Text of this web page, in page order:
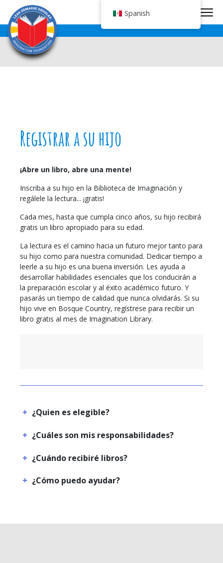
Registrar a su hijo
¡Abre un libro, abre una mente!
Inscriba a su hijo en la Biblioteca de Imaginación y
regálele la lectura... ¡gratis!
Cada mes, hasta que cumpla cinco años, su hijo recibirá
gratis un libro apropiado para su edad.
La lectura es el camino hacia un futuro mejor tanto para
su hijo como para nuestra comunidad. Dedicar tiempo a
leerle a su hijo es una buena inversión. Les ayuda a
desarrollar habilidades esenciales que los conducirán a
la preparación escolar y al éxito académico futuro. Y
pasarás un tiempo de calidad que nunca olvidarás. Si su
hijo vive en Bosque Country, regístrese para recibir un
libro gratis al mes de Imagination Library.
¿Quien es elegible?
¿Cuáles son mis responsabilidades?
¿Cuándo recibiré libros?
¿Cómo puedo ayudar?
Spanish